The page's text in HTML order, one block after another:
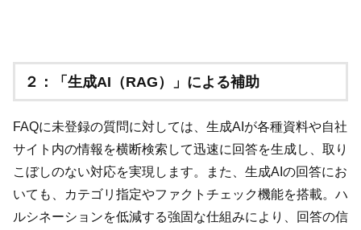
２：「生成AI（RAG）」による補助
FAQに未登録の質問に対しては、生成AIが各種資料や自社
サイト内の情報を横断検索して迅速に回答を生成し、取り
こぼしのない対応を実現します。また、生成AIの回答にお
いても、カテゴリ指定やファクトチェック機能を搭載。ハ
ルシネーションを低減する強固な仕組みにより、回答の信